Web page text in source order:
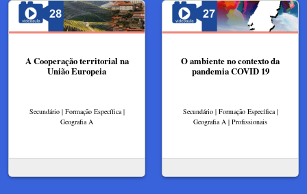
A Cooperação territorial na
União Europeia
Secundário | Formação Específica |
Geografia A
O ambiente no contexto da
pandemia COVID 19
Secundário | Formação Específica |
Geografia A | Profissionais